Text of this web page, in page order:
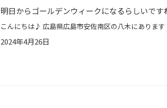
明日からゴールデンウィークになるらしいで
2024年4月26日